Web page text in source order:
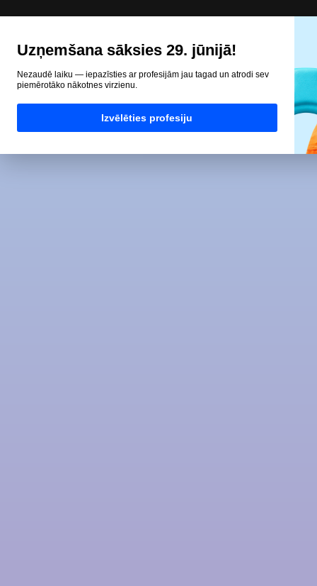
Uzņemšana sāksies 29. jūnijā!
Nezaudē laiku — iepazīsties ar profesijām jau tagad un atrodi sev
piemērotāko nākotnes virzienu.
Izvēlēties profesiju